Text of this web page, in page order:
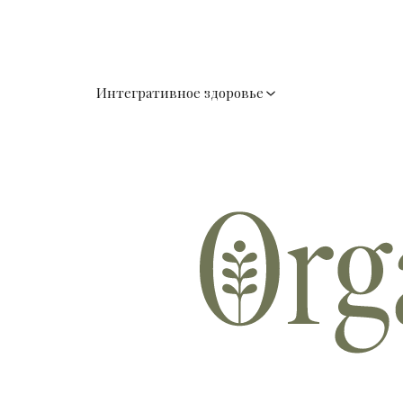
Интегративное здоровье